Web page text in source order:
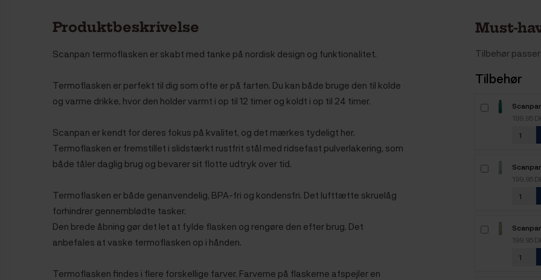
Produktbeskrivelse
Scanpan termoflasken er skabt med tanke på nordisk design og funktionalitet.
Termoflasken er perfekt til dig som ofte er på farten. Du kan både bruge den til kolde
og varme drikke, hvor den holder varmt i op til 12 timer og koldt i op til 24 timer.
Scanpan er kendt for deres fokus på kvalitet, og det mærkes tydeligt her.
Termoflasken er fremstillet i slidstærkt rustfrit stål med ridsefast pulverlakering, som
både tåler daglig brug og bevarer sit flotte udtryk over tid.
Termoflasken er både genanvendelig, BPA-fri og kondensfri. Det lufttætte skruelåg
forhindrer gennemblødte tasker.
Den brede åbning gør det let at fylde flasken og rengøre den efter brug. Det
anbefales at vaske termoflasken op i hånden.
Termoflasken findes i flere forskellige farver. Farverne på flaskerne afspejler en
Must-
Tilbehør
Tilbehør
199,95
199,95
Matcha
199,95